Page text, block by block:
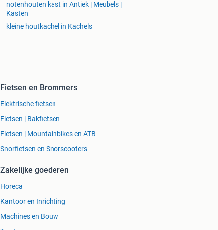
notenhouten kast in Antiek | Meubels |
Kasten
kleine houtkachel in Kachels
Fietsen en Brommers
Elektrische fietsen
Fietsen | Bakfietsen
Fietsen | Mountainbikes en ATB
Snorfietsen en Snorscooters
Zakelijke goederen
Horeca
Kantoor en Inrichting
Machines en Bouw